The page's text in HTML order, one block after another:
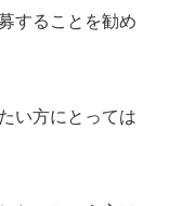
することを勧め
い方にとっては